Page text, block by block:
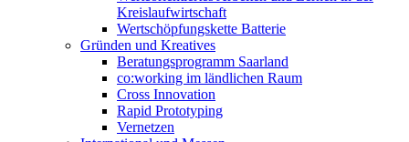
Kreislaufwirtschaft
Wertschöpfungskette Batterie
Gründen und Kreatives
Beratungsprogramm Saarland
co:working im ländlichen Raum
Cross Innovation
Rapid Prototyping
Vernetzen